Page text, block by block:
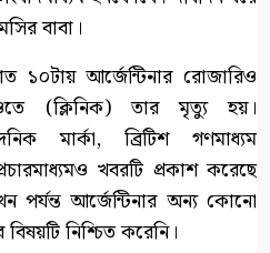
বাবা।
১০টায় আর্জেন্টিনার রোজারিও
(ক্লিনিক) তার মৃত্যু হয়।
মার্কা, ব্রিটিশ গণমাধ্যম
খবরটি প্রকাশ করেছে
পর্যন্ত আর্জেন্টিনার অন্য কোনো
নিশ্চিত করেনি।